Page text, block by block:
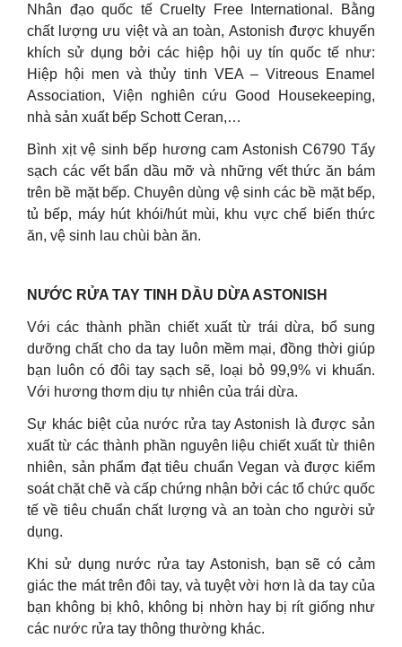
Nhân đạo quốc tế Cruelty Free International. Bằng
chất lượng ưu việt và an toàn, Astonish được khuyến
khích sử dụng bởi các hiệp hội uy tín quốc tế như:
Hiệp hội men và thủy tinh VEA – Vitreous Enamel
Association, Viện nghiên cứu Good Housekeeping,
nhà sản xuất bếp Schott Ceran,…
Bình xịt vệ sinh bếp hương cam Astonish C6790 Tẩy
sạch các vết bẩn dầu mỡ và những vết thức ăn bám
trên bề mặt bếp. Chuyên dùng vệ sinh các bề mặt bếp,
tủ bếp, máy hút khói/hút mùi, khu vực chế biến thức
ăn, vệ sinh lau chùi bàn ăn.
NƯỚC RỬA TAY TINH DẦU DỪA ASTONISH
Với các thành phần chiết xuất từ trái dừa, bổ sung
dưỡng chất cho da tay luôn mềm mại, đồng thời giúp
bạn luôn có đôi tay sạch sẽ, loại bỏ 99,9% vi khuẩn.
Với hương thơm dịu tự nhiên của trái dừa.
Sự khác biệt của nước rửa tay Astonish là được sản
xuất từ các thành phần nguyên liệu chiết xuất từ thiên
nhiên, sản phẩm đạt tiêu chuẩn Vegan và được kiểm
soát chặt chẽ và cấp chứng nhận bởi các tổ chức quốc
tế về tiêu chuẩn chất lượng và an toàn cho người sử
dụng.
Khi sử dụng nước rửa tay Astonish, bạn sẽ có cảm
giác the mát trên đôi tay, và tuyệt vời hơn là da tay của
bạn không bị khô, không bị nhờn hay bị rít giống như
các nước rửa tay thông thường khác.